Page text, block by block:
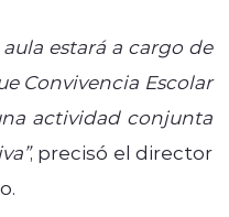
estará a cargo de
Convivencia Escolar
actividad conjunta
, precisó el director